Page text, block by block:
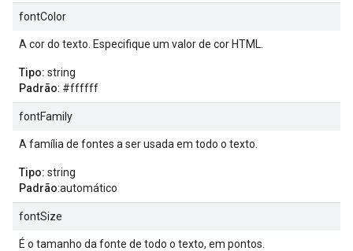
fontColor
A cor do texto. Especifique um valor de cor HTML.
Tipo: string
Padrão: #ffffff
fontFamily
A família de fontes a ser usada em todo o texto.
Tipo: string
Padrão:automático
fontSize
É o tamanho da fonte de todo o texto, em pontos.